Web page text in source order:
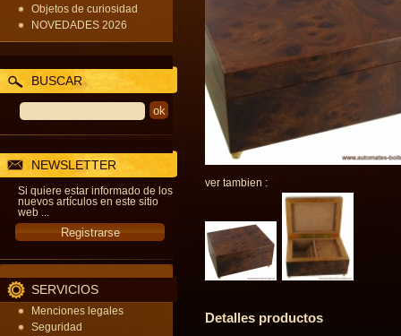
Objetos de curiosidad
NOVEDADES 2026
BUSCAR
NEWSLETTER
Si quiere estar informado de los
nuevos artículos en este sitio
web ...
SERVICIOS
Menciones legales
Seguridad
ver tambien :
Detalles productos